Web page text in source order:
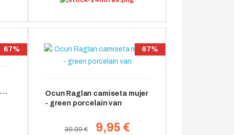
67% 67%
Ocun Raglan camiseta mujer
- green porcelain van
30.00 € 9,95 €